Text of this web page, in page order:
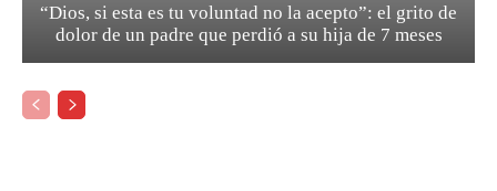
“Dios, si esta es tu voluntad no la acepto”: el grito de
dolor de un padre que perdió a su hija de 7 meses